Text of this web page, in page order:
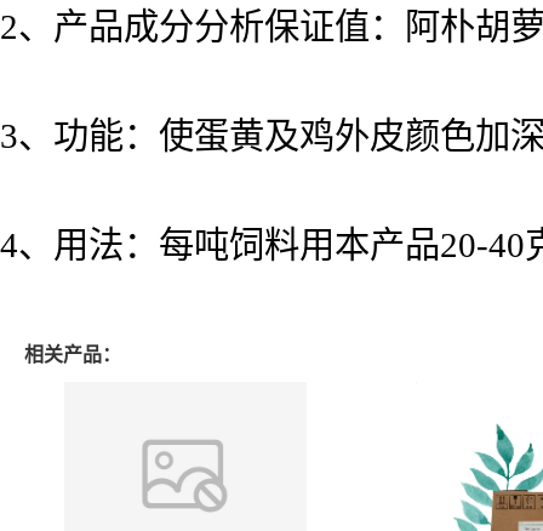
2、产品成分分析保证值：阿朴胡
3、功能：使蛋黄及鸡外皮颜色加
4、用法：每吨饲料用本产品20-
相关产品：